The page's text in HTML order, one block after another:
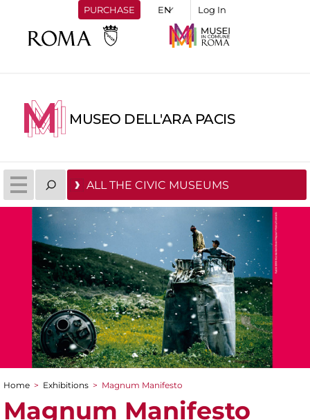
PURCHASE Log In
MUSEO DELL'ARA PACIS
ALL THE CIVIC MUSEUMS
You are here
Home > Exhibitions > Magnum Manifesto
Magnum Manifesto